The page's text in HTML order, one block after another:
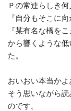
Ｐの常連らしき何
『自分もそこに
『某有名な橋を
から響くような
た。
おいおい本当かよ
そう思いながら
のです。